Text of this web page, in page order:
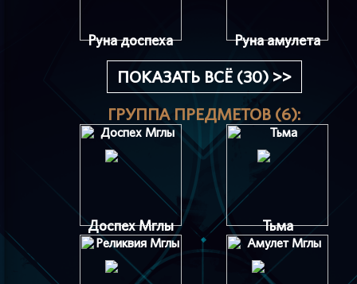
Руна доспеха Руна амулета
ПОКАЗАТЬ ВСЁ (30) >>
ГРУППА ПРЕДМЕТОВ (6):
Доспех Мглы Тьма